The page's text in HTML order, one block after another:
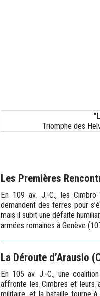
Triomphe des
Les Premières
En 109 av. J.-C., les
demandent des terres pour
mais il subit une défaite
armées romaines à Genève
La Déroute d’Arausio
En 105 av. J.-C., une
affronte les Cimbres et leurs
militaire, et la bataille tourne